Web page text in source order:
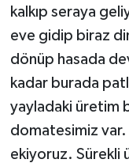
kalkıp seraya
eve gidip biraz
dönüp hasada
kadar burada
yayladaki üretim
domatesimiz var.
ekiyoruz. Sürekli